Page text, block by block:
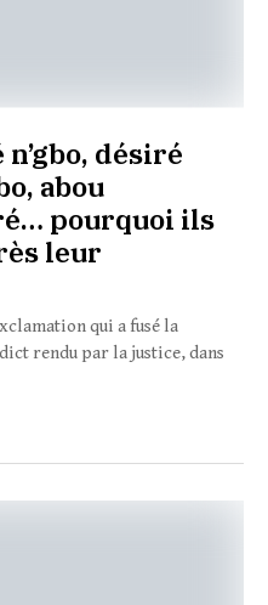
désiré
abou
pourquoi ils
leur
qui a fusé la
rendu par la justice, dans